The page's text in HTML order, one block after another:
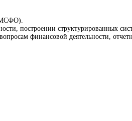
построении структурированных
финансовой деятельности,